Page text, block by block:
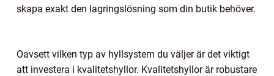
skapa exakt den lagringslösning som din butik behöver.
Oavsett vilken typ av hyllsystem du väljer är det viktigt
att investera i kvalitetshyllor. Kvalitetshyllor är robustare